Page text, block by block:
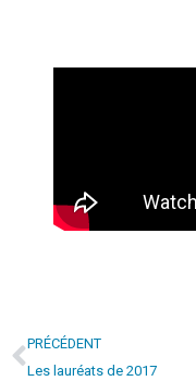
PRÉCÉDENT
Les lauréats de 2017